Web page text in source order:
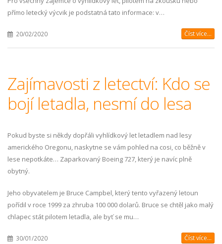
přímo letecký výcvik je podstatná tato informace: v…
20/02/2020 Číst více...
Zajímavosti z letectví: Kdo se
bojí letadla, nesmí do lesa
Pokud byste si někdy dopřáli vyhlídkový let letadlem nad lesy
amerického Oregonu, naskytne se vám pohled na cosi, co běžně v
lese nepotkáte… Zaparkovaný Boeing 727, který je navíc plně
obytný.
Jeho obyvatelem je Bruce Campbel, který tento vyřazený letoun
pořídil v roce 1999 za zhruba 100 000 dolarů. Bruce se chtěl jako malý
chlapec stát pilotem letadla, ale byť se mu…
30/01/2020 Číst více...